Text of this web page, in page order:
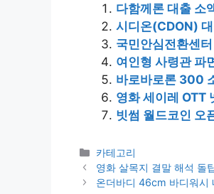
다함께론 대출 소
시디온(CDON)
국민안심전환센
여인형 사령관 파
바로바로론 300
영화 세이레 OTT
빗썸 월드코인 오
카
테
고
카테고리
영화 살목지 결말 해석 돌
온더바디 46cm 바디워시